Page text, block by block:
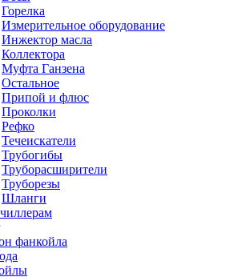
Горелка
Измерительное оборудование
Инжектор масла
Коллектора
Муфта Ганзена
Остальное
Припой и флюс
Проколки
Рефко
Течеискатели
Трубогибы
Труборасширители
Труборезы
Шланги
фанкойла